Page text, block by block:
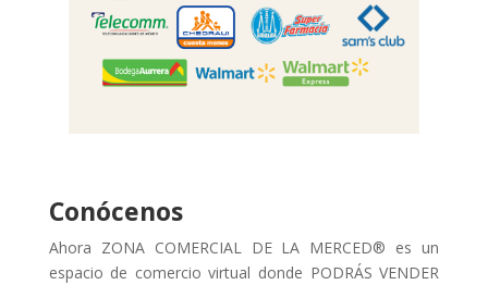
Conócenos
Ahora ZONA COMERCIAL DE LA MERCED® es un
espacio de comercio virtual donde PODRÁS VENDER